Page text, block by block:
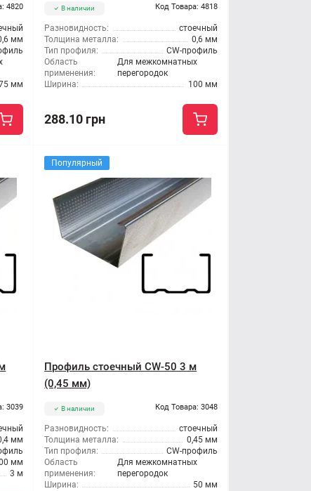
4820
мм
мм
В наличии Код Товара: 4818
Разновидность:
стоечный
Толщина металла:
0,6 мм
Тип профиля:
CW-профиль
Область
применения:
Для межкомнатных
перегородок
Ширина:
100 мм
288.10 грн
3039
мм
мм
3 м
Популярный
Профиль стоечный CW-50 3 м
(0,45 мм)
В наличии Код Товара: 3048
Разновидность:
стоечный
Толщина металла:
0,45 мм
Тип профиля:
CW-профиль
Область
применения:
Для межкомнатных
перегородок
Ширина:
50 мм